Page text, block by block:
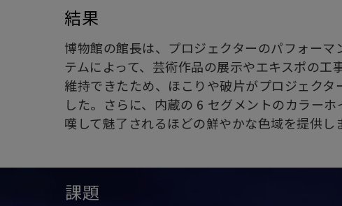
結果
博物館の館長は、プロジェクターのパフォー
テムによって、芸術作品の展示やエキスポの
維持できたため、ほこりや破片がプロジェク
した。さらに、内蔵の 6 セグメントのカラー
嘆して魅了されるほどの鮮やかな色域を提供し
課題